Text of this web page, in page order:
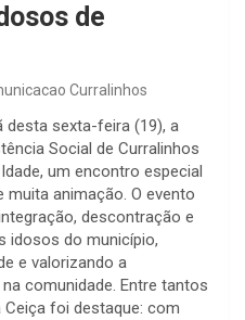
de
Curralinhos
desta sexta-feira (19), a
Social de Curralinhos
um encontro especial
animação. O evento
descontração e
idosos do município,
e valorizando a
comunidade. Entre tantos
Ceiça foi destaque: com